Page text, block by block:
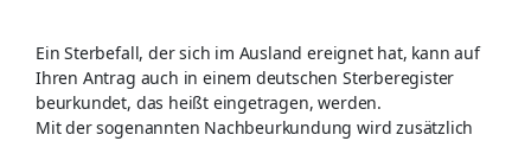
Ein Sterbefall, der sich im Ausland ereignet hat, kann auf
Ihren Antrag auch in einem deutschen Sterberegister
beurkundet, das heißt eingetragen, werden.
Mit der sogenannten Nachbeurkundung wird zusätzlich